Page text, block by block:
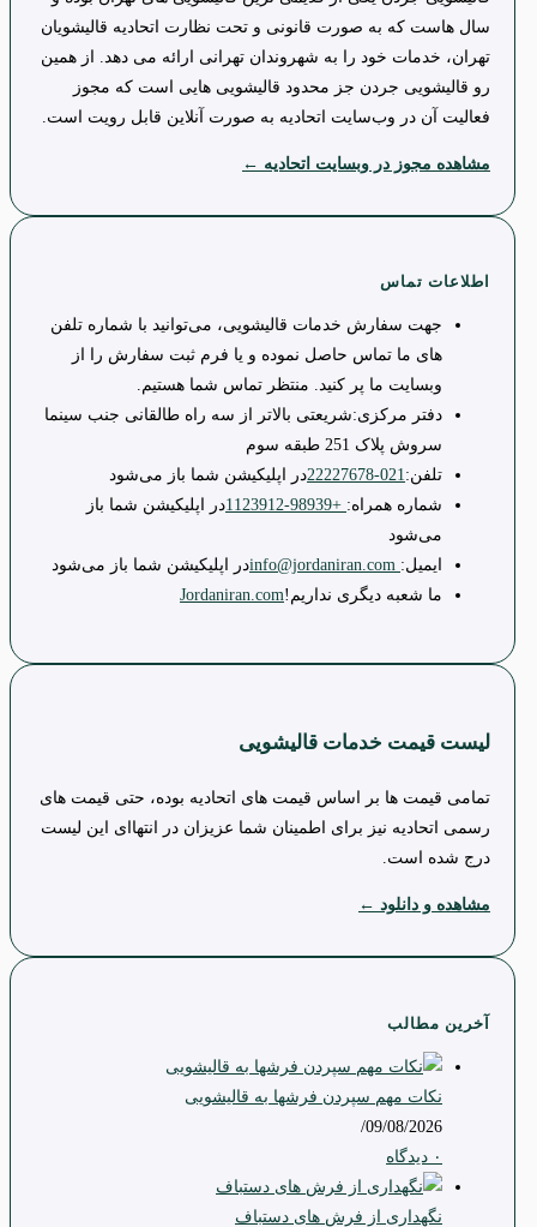
سال هاست که به صورت قانونی و تحت نظارت اتحادیه قالیشویان
تهران، خدمات خود را به شهروندان تهرانی ارائه می دهد. از همین
رو قالیشویی جردن جز محدود قالیشویی هایی است که مجوز
فعالیت آن در وب‌سایت اتحادیه به صورت آنلاین قابل رویت است.
مشاهده مجوز در وبسایت اتحادیه ←
اطلاعات تماس
جهت سفارش خدمات قالیشویی، می‌توانید با شماره تلفن
های ما تماس حاصل نموده و یا فرم ثبت سفارش را از
وبسایت ما پر کنید. منتظر تماس شما هستیم.
دفتر مرکزی:شریعتی بالاتر از سه راه طالقانی جنب سینما
سروش پلاک 251 طبقه سوم
تلفن:021-22227678
در اپلیکیشن شما باز می‌شود
شماره همراه: +98939-1123912
در اپلیکیشن شما باز
می‌شود
ایمیل:
در اپلیکیشن شما باز می‌شود
ما شعبه دیگری نداریم!Jordaniran.com
لیست قیمت خدمات قالیشویی
تمامی قیمت ها بر اساس قیمت های اتحادیه بوده، حتی قیمت های
رسمی اتحادیه نیز برای اطمینان شما عزیزان در انتهاای این لیست
درج شده است.
مشاهده و دانلود ←
آخرین مطالب
نکات مهم سپردن فرشها به قالیشویی
09/08/2026
/
۰ دیدگاه
نگهداری از فرش های دستباف